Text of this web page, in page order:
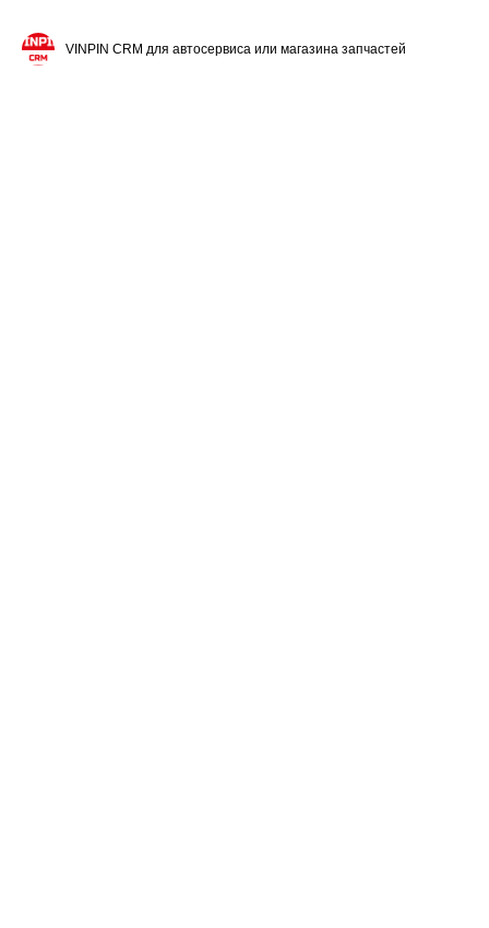
VINPIN CRM для автосервиса или магазина запчастей